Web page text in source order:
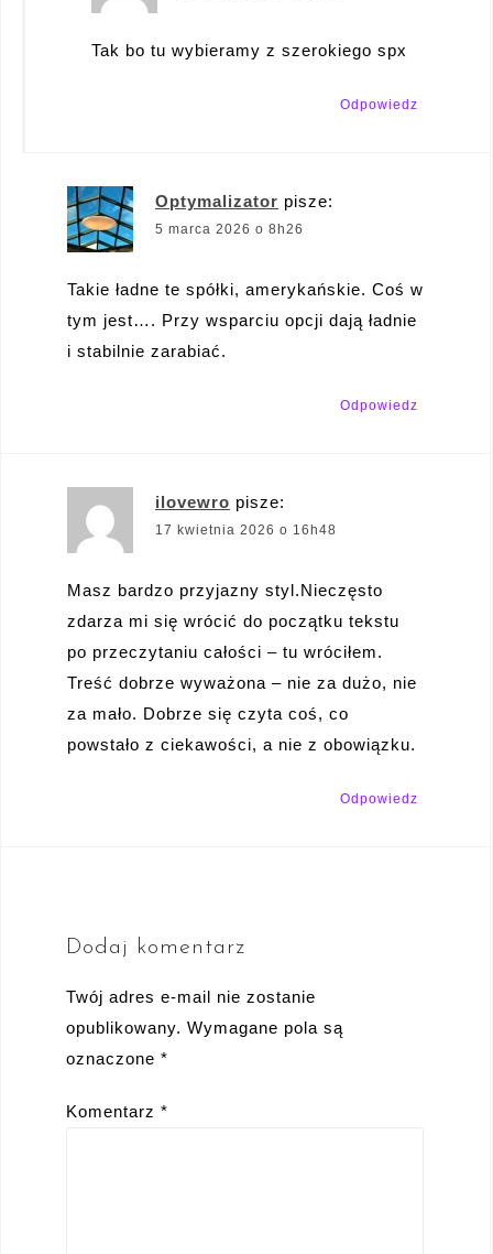
Tak bo tu wybieramy z szerokiego spx
Odpowiedz
Optymalizator pisze:
5 marca 2026 o 8h26
Takie ładne te spółki, amerykańskie. Coś w
tym jest…. Przy wsparciu opcji dają ładnie
i stabilnie zarabiać.
Odpowiedz
ilovewro pisze:
17 kwietnia 2026 o 16h48
Masz bardzo przyjazny styl.Nieczęsto
zdarza mi się wrócić do początku tekstu
po przeczytaniu całości – tu wróciłem.
Treść dobrze wyważona – nie za dużo, nie
za mało. Dobrze się czyta coś, co
powstało z ciekawości, a nie z obowiązku.
Odpowiedz
Dodaj komentarz
Twój adres e-mail nie zostanie
opublikowany. Wymagane pola są
oznaczone *
Komentarz *